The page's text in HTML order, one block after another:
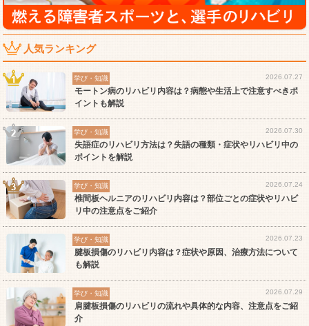
人気ランキング
学び・知識 2026.07.27
モートン病のリハビリ内容は？病態や生活上で注意すべきポ
イントも解説
学び・知識 2026.07.30
失語症のリハビリ方法は？失語の種類・症状やリハビリ中の
ポイントを解説
学び・知識 2026.07.24
椎間板ヘルニアのリハビリ内容は？部位ごとの症状やリハビ
リ中の注意点をご紹介
学び・知識 2026.07.23
腱板損傷のリハビリ内容は？症状や原因、治療方法について
も解説
学び・知識 2026.07.29
肩腱板損傷のリハビリの流れや具体的な内容、注意点をご紹
介